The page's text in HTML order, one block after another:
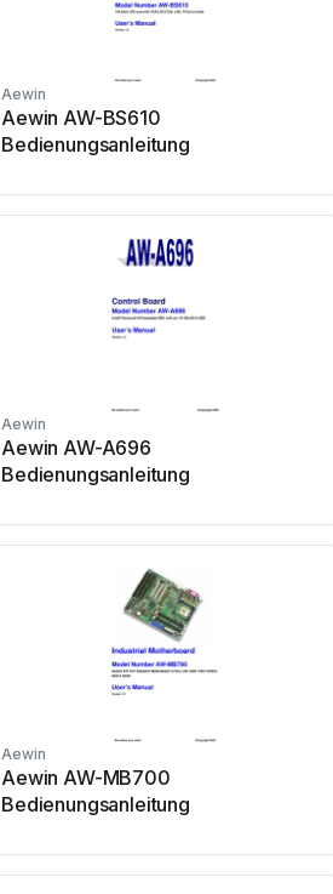
Aewin
Aewin AW-BS610
Bedienungsanleitung
Aewin
Aewin AW-A696
Bedienungsanleitung
Aewin
Aewin AW-MB700
Bedienungsanleitung